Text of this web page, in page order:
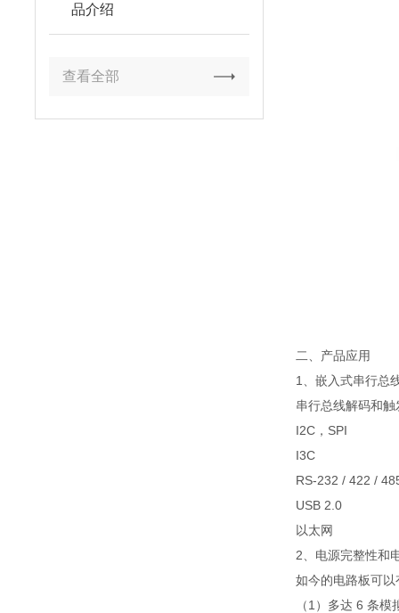
品介绍
查看全部
二、产品应用
1、嵌入式串行总
串行总线解码和
I2C，SPI
I3C
RS-232 / 422 /
USB 2.0
以太网
2、电源完整性和
如今的电路板可
（1）多达 6 条模